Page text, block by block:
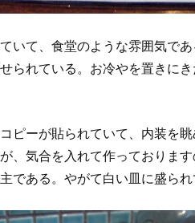
いて、食堂のような雰囲気で
られている。お冷やを置きに
ピーが貼られていて、内装を
、気合を入れて作っておりま
である。やがて白い皿に盛られ